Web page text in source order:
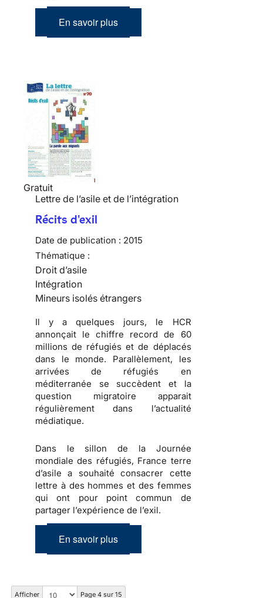
En savoir plus
Gratuit
Lettre de l’asile et de l’intégration
Récits d'exil
Date de publication : 2015
Thématique :
Droit d’asile
Intégration
Mineurs isolés étrangers
Il y a quelques jours, le HCR
annonçait le chiffre record de 60
millions de réfugiés et de déplacés
dans le monde. Parallèlement, les
arrivées de réfugiés en
méditerranée se succèdent et la
question migratoire apparait
régulièrement dans l’actualité
médiatique.
Dans le sillon de la Journée
mondiale des réfugiés, France terre
d’asile a souhaité consacrer cette
lettre à des hommes et des femmes
qui ont pour point commun de
partager l’expérience de l’exil.
En savoir plus
Afficher Page 4 sur 15